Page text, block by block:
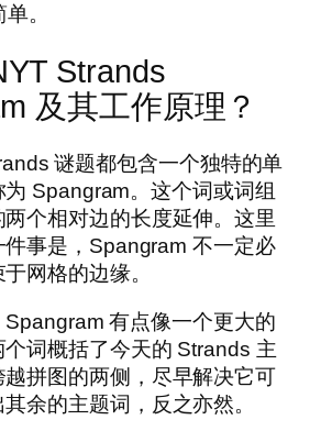
。
Strands
及其工作原理？
谜题都包含一个独特的单
Spangram。这个词或词组
个相对边的长度延伸。这里
件事是，Spangram 不一定必
网格的边缘。
Spangram 有点像一个更大的
个词概括了今天的 Strands 主
越拼图的两侧，尽早解决它可
余的主题词，反之亦然。